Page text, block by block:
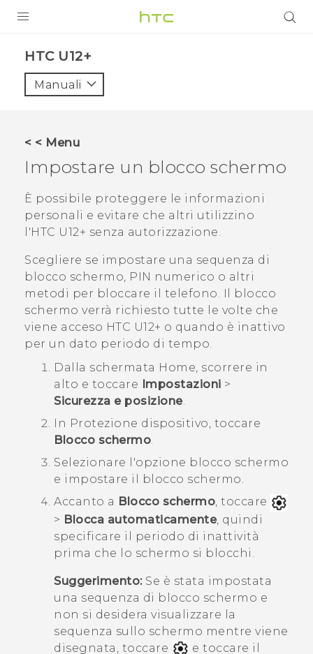
VIVE
ASSISTENZA
HTC U12+‎
Manuali
< < Menu
Impostare un blocco schermo
È possibile proteggere le informazioni
personali e evitare che altri utilizzino
l'HTC U12+‍ senza autorizzazione.
Scegliere se impostare una sequenza di
blocco schermo, PIN numerico o altri
metodi per bloccare il telefono. Il blocco
schermo verrà richiesto tutte le volte che
viene acceso HTC U12+‍ o quando è inattivo
per un dato periodo di tempo.
Dalla schermata Home, scorrere in
alto e toccare
Impostazioni >
Sicurezza e posizione.
In Protezione dispositivo, toccare
Blocco schermo.
Selezionare l'opzione blocco schermo
e impostare il blocco schermo.
Accanto a Blocco schermo, toccare
> Blocca automaticamente, quindi
specificare il periodo di inattività
prima che lo schermo si blocchi.
Suggerimento:Se è stata impostata
una sequenza di blocco schermo e
non si desidera visualizzare la
sequenza sullo schermo mentre viene
disegnata, toccare
e toccare il